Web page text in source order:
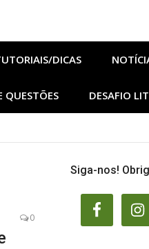
DICAS
QUESTÕES DESAFIO
0
Siga-nos!